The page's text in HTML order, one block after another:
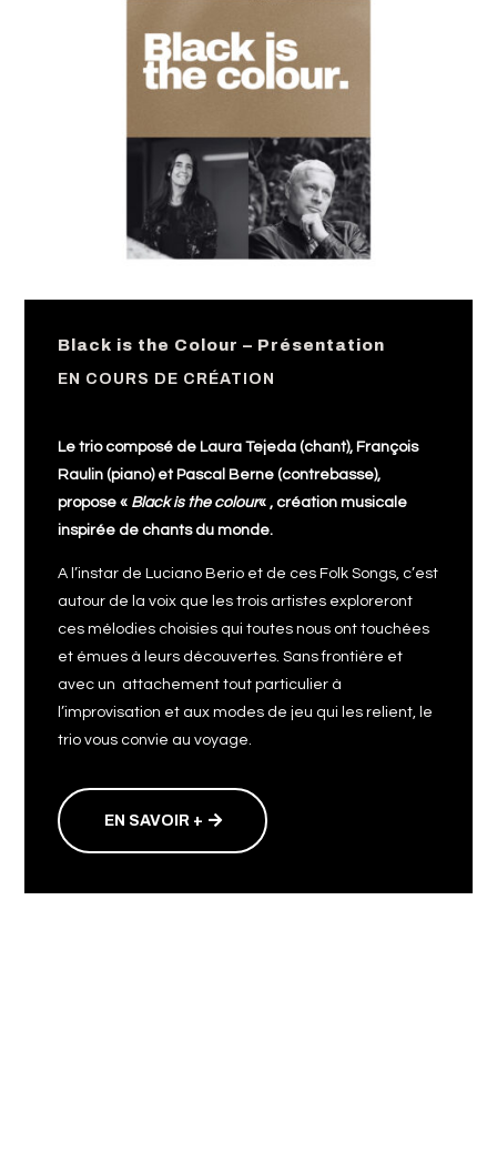
Black is the Colour – Présentation
EN COURS DE CRÉATION
Le trio composé de Laura Tejeda (chant), François
Raulin (piano) et Pascal Berne (contrebasse),
propose « Black is the colour« , création musicale
inspirée de chants du monde.
A l’instar de Luciano Berio et de ces Folk Songs, c’est
autour de la voix que les trois artistes exploreront
ces mélodies choisies qui toutes nous ont touchées
et émues à leurs découvertes. Sans frontière et
avec un attachement tout particulier à
l’improvisation et aux modes de jeu qui les relient, le
trio vous convie au voyage.
EN SAVOIR +